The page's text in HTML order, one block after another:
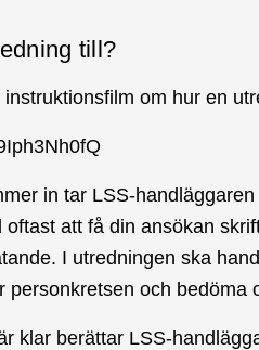
till?
om hur en
in tar LSS-
oftast att få din ansökan
I utredningen ska
personkretsen och
klar berättar LSS-